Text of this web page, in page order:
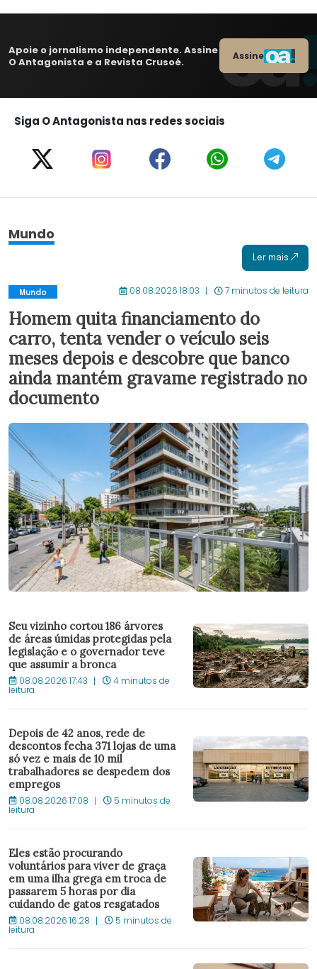
Apoie o jornalismo independente. Assine
O Antagonista e a Revista Crusoé.
Assine
Siga O Antagonista nas redes sociais
Mundo
Ler mais
Mundo 08.08.2026 18:03 7 minutos de leitura
Homem quita financiamento do
carro, tenta vender o veículo seis
meses depois e descobre que banco
ainda mantém gravame registrado no
documento
Seu vizinho cortou 186 árvores
de áreas úmidas protegidas pela
legislação e o governador teve
que assumir a bronca
08.08.2026 17:43 4 minutos de
leitura
Depois de 42 anos, rede de
descontos fecha 371 lojas de uma
só vez e mais de 10 mil
trabalhadores se despedem dos
empregos
08.08.2026 17:08 5 minutos de
leitura
Eles estão procurando
voluntários para viver de graça
em uma ilha grega em troca de
passarem 5 horas por dia
cuidando de gatos resgatados
08.08.2026 16:28 5 minutos de
leitura